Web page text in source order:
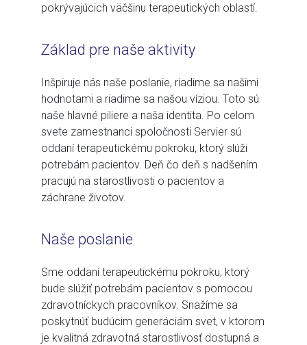
pokrývajúcich väčšinu terapeutických oblastí.
Základ pre naše aktivity
Inšpiruje nás naše poslanie, riadime sa našimi
hodnotami a riadime sa našou víziou. Toto sú
naše hlavné piliere a naša identita. Po celom
svete zamestnanci spoločnosti Servier sú
oddaní terapeutickému pokroku, ktorý slúži
potrebám pacientov. Deň čo deň s nadšením
pracujú na starostlivosti o pacientov a
záchrane životov.
Naše poslanie
Sme oddaní terapeutickému pokroku, ktorý
bude slúžiť potrebám pacientov s pomocou
zdravotníckych pracovníkov. Snažíme sa
poskytnúť budúcim generáciám svet, v ktorom
je kvalitná zdravotná starostlivosť dostupná a